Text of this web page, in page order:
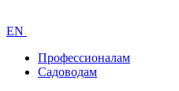
EN
Профессионалам
Садоводам